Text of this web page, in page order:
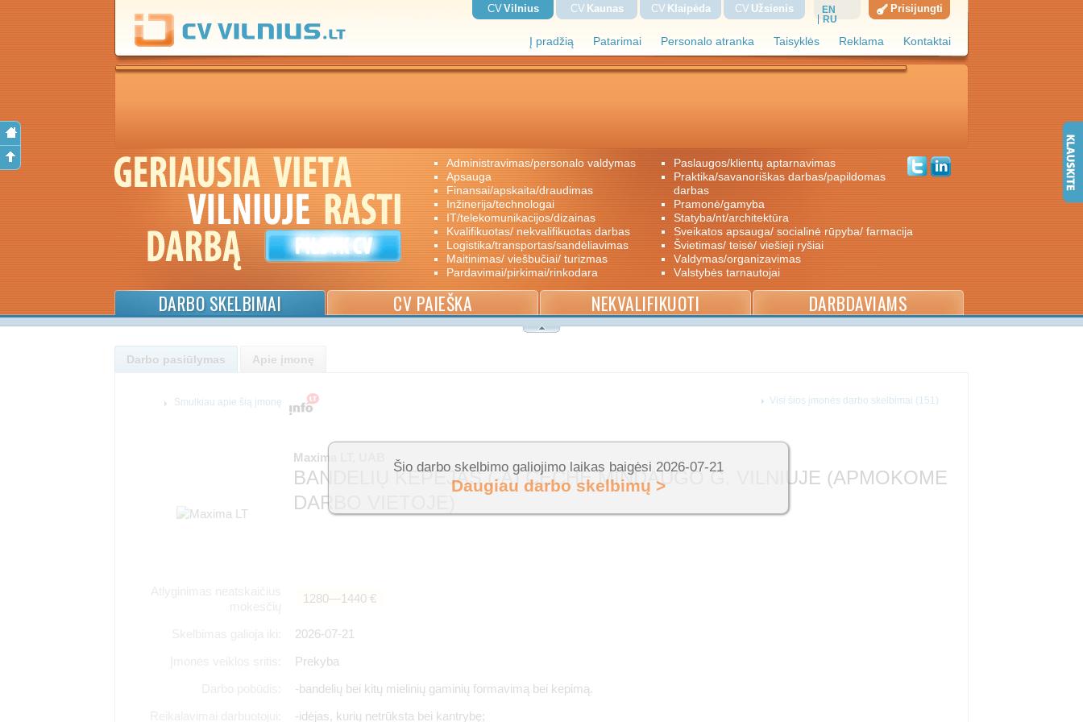
Į pradžią Patarimai Personalo atranka Taisyklės Reklama Kontaktai
CVVilnius CV Kaunas CV Klaipėda CV Užsienis
EN
RU
Prisijungti
administravimas/personalo valdymas
apsauga
finansai/apskaita/draudimas
inžinerija/technologai
IT/telekomunikacijos/dizainas
kvalifikuotas/ nekvalifikuotas darbas
logistika/transportas/sandėliavimas
maitinimas/ viešbučiai/ turizmas
pardavimai/pirkimai/rinkodara
paslaugos/klientų aptarnavimas
praktika/savanoriškas darbas/papildomas
darbas
pramonė/gamyba
statyba/nt/architektūra
sveikatos apsauga/ socialinė rūpyba/ farmacija
švietimas/ teisė/ viešieji ryšiai
valdymas/organizavimas
valstybės tarnautojai
DARBO SKELBIMAI CV PAIEŠKA NEKVALIFIKUOTI DARBDAVIAMS
Darbo pasiūlymas Apie įmonę
Maxima LT, UAB
BANDELIŲ KEPĖJAS (-A) CECHE MINDAUGO G. VILNIUJE (APMOKOME
DARBO VIETOJE)
1280―1440 €
2026-07-21
Prekyba
-bandelių bei kitų mielinių gaminių formavimą bei kepimą.
-idėjas, kurių netrūksta bei kantrybę;
Visi šios įmonės darbo skelbimai (151)
Smulkiau apie šią įmonę
Šio darbo skelbimo galiojimo laikas baigėsi 2026-07-21
Daugiau darbo skelbimų >